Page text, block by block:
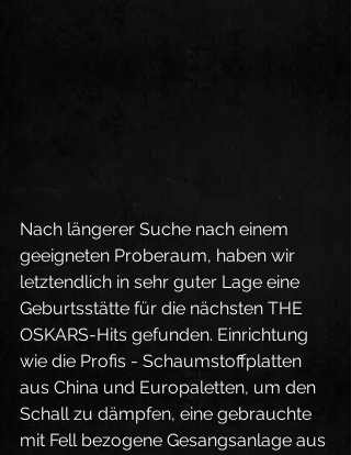
Nach längerer Suche nach einem
geeigneten Proberaum, haben wir
letztendlich in sehr guter Lage eine
Geburtsstätte für die nächsten THE
OSKARS-Hits gefunden. Einrichtung
wie die Profis - Schaumstoffplatten
aus China und Europaletten, um den
Schall zu dämpfen, eine gebrauchte
mit Fell bezogene Gesangsanlage aus